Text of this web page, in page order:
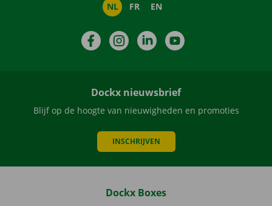
NL FR EN
FacebookInstagramLinkedIn
Dockx nieuwsbrief
Blijf op de hoogte van nieuwigheden en promoties
INSCHRIJVEN
Dockx Boxes